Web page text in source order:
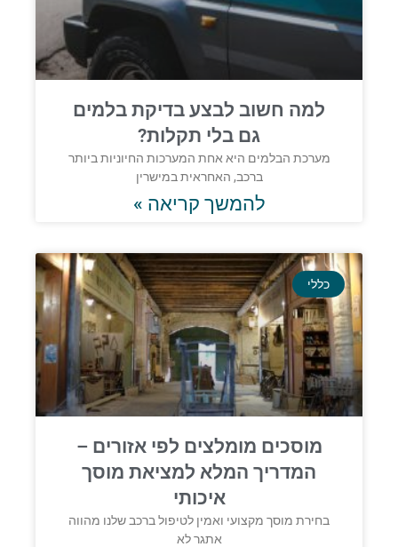
למה חשוב לבצע בדיקת בלמים
גם בלי תקלות?
מערכת הבלמים היא אחת המערכות החיוניות ביותר
ברכב, האחראית במישרין
להמשך קריאה »
כללי
מוסכים מומלצים לפי אזורים –
המדריך המלא למציאת מוסך
איכותי
בחירת מוסך מקצועי ואמין לטיפול ברכב שלנו מהווה
אתגר לא